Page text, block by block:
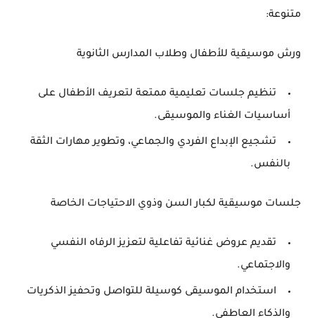
متنوعة:
ورش موسيقية للأطفال وطلاب المدارس الثانوية
تنظيم جلسات تعليمية ممتعة لتعريف الأطفال على
أساسيات الغناء والموسيقى.
تشجيع الإبداع الفردي والجماعي، وتطوير مهارات الثقة
بالنفس.
جلسات موسيقية لكبار السن وذوي الاحتياجات الخاصة
تقديم عروض غنائية تفاعلية لتعزيز الرفاه النفسي
والاجتماعي.
استخدام الموسيقى كوسيلة للتواصل وتحفيز الذكريات
والذكاء العاطفي.